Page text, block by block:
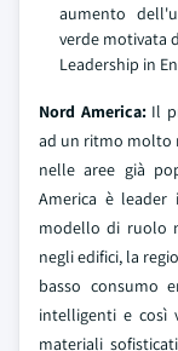
aumento
verde motivata
Leadership in
Nord America:Il
ad un ritmo molto
nelle aree già
America è
modello di ruolo
negli edifici, la
basso consumo
intelligenti e così
materiali